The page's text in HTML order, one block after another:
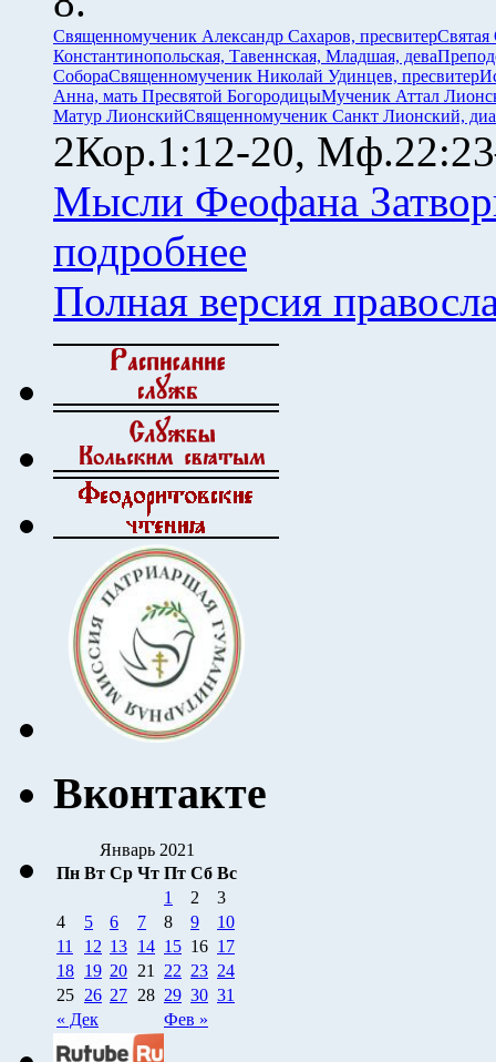
Священномученик Александр Сахаров, пресвитерСвятая
Константинопольская, Тавеннская, Младшая, дева
СобораСвященномученик Николай Удинцев, пресвитер
Анна, мать Пресвятой БогородицыМученик Аттал
Матур ЛионскийСвященномученик Санкт Лионский,
2Кор.1:12-20,
Мысли Феофана
подробнее
Полная версия
Вконтакте
Январь 2021
Пн Вт Ср Чт Пт Сб Вс
« Дек Фев »
1 2
3
4
5 6 7 8 9
10
11
12 13 14 15 16 17
18 19 20 21 22 23 24
25 26 27 28 29 30 31